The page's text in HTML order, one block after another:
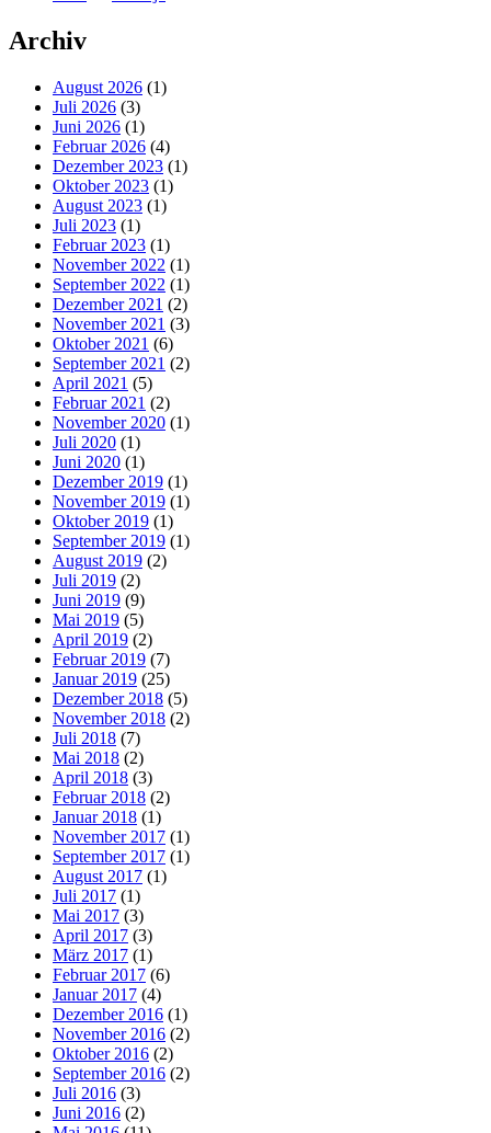
Archiv
August 2026 (1)
Juli 2026 (3)
Juni 2026 (1)
Februar 2026 (4)
Dezember 2023 (1)
Oktober 2023 (1)
August 2023 (1)
Juli 2023 (1)
Februar 2023 (1)
November 2022 (1)
September 2022 (1)
Dezember 2021 (2)
November 2021 (3)
Oktober 2021 (6)
September 2021 (2)
April 2021 (5)
Februar 2021 (2)
November 2020 (1)
Juli 2020 (1)
Juni 2020 (1)
Dezember 2019 (1)
November 2019 (1)
Oktober 2019 (1)
September 2019 (1)
August 2019 (2)
Juli 2019 (2)
Juni 2019 (9)
Mai 2019 (5)
April 2019 (2)
Februar 2019 (7)
Januar 2019 (25)
Dezember 2018 (5)
November 2018 (2)
Juli 2018 (7)
Mai 2018 (2)
April 2018 (3)
Februar 2018 (2)
Januar 2018 (1)
November 2017 (1)
September 2017 (1)
August 2017 (1)
Juli 2017 (1)
Mai 2017 (3)
April 2017 (3)
März 2017 (1)
Februar 2017 (6)
Januar 2017 (4)
Dezember 2016 (1)
November 2016 (2)
Oktober 2016 (2)
September 2016 (2)
Juli 2016 (3)
Juni 2016 (2)